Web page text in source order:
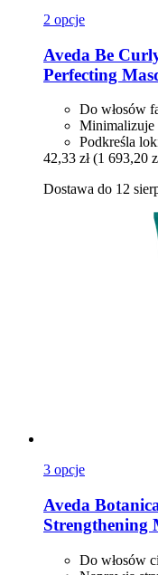
2 opcje
Aveda Be
Perfecting
Do włosów
Minimalizuje
Podkreśla
42,33 zł (1 693,20
Dostawa do 12
3 opcje
Aveda
Strengthening
Do włosów